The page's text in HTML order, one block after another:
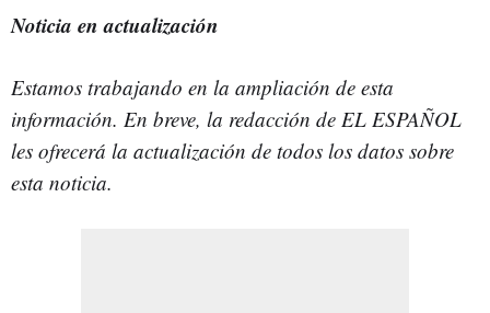
Noticia en actualización
Estamos trabajando en la ampliación de esta
información. En breve, la redacción de EL ESPAÑOL
les ofrecerá la actualización de todos los datos sobre
esta noticia.